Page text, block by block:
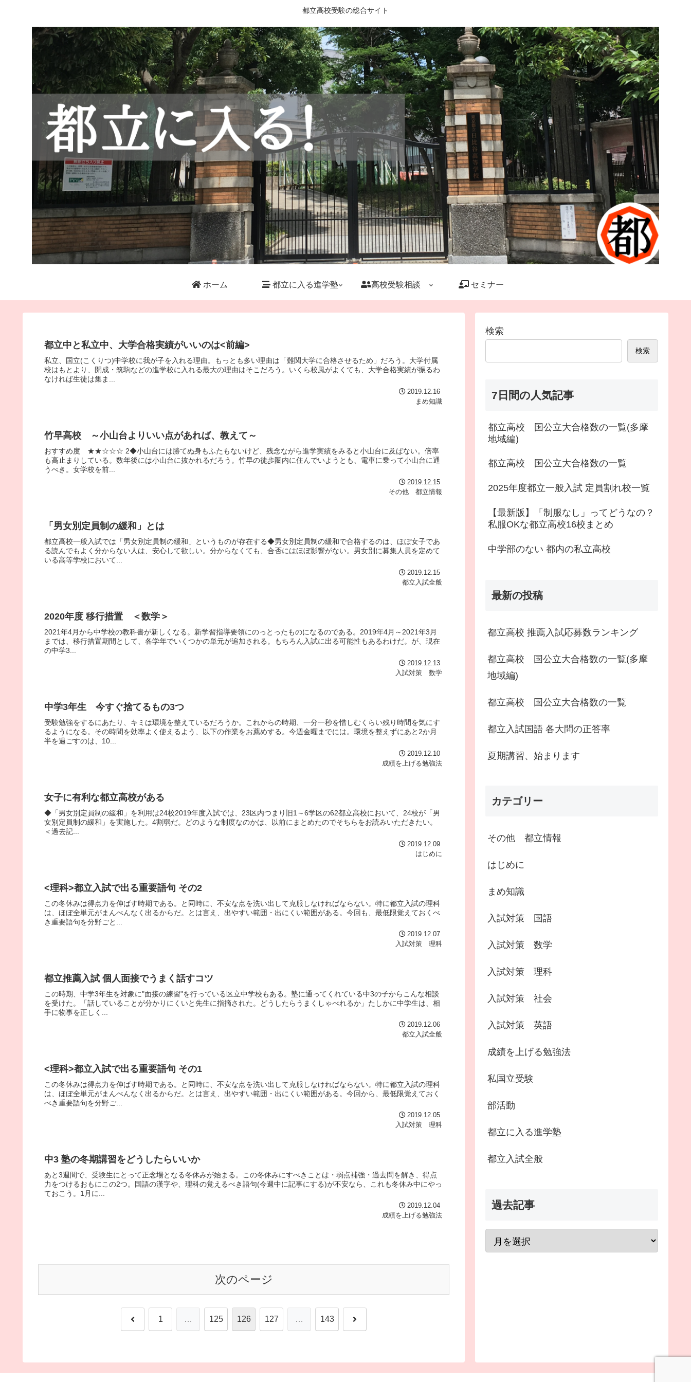
都立高校受験の総合サイト
ホーム 都立に入る進学塾 高校受験相談 セミナー
都立中と私立中、大学合格実績がいいのは<前編>
私立、国立(こくりつ)中学校に我が子を入れる理由。もっとも多い理由は「難関大学に合格させるため」だろう。大学付属
校はもとより、開成・筑駒などの進学校に入れる最大の理由はそこだろう。いくら校風がよくても、大学合格実績が振るわ
なければ生徒は集ま...
2019.12.16
まめ知識
竹早高校 ～小山台よりいい点があれば、教えて～
おすすめ度 ★★☆☆☆ 2◆小山台には勝てぬ身もふたもないけど、残念ながら進学実績をみると小山台に及ばない。倍率
も高止まりしている。数年後には小山台に抜かれるだろう。竹早の徒歩圏内に住んでいようとも、電車に乗って小山台に通
うべき。女学校を前...
2019.12.15
その他 都立情報
「男女別定員制の緩和」とは
都立高校一般入試では「男女別定員制の緩和」というものが存在する◆男女別定員制の緩和で合格するのは、ほぼ女子であ
る読んでもよく分からない人は、安心して欲しい。分からなくても、合否にはほぼ影響がない。男女別に募集人員を定めて
いる高等学校において...
2019.12.15
都立入試全般
2020年度 移行措置 ＜数学＞
2021年4月から中学校の教科書が新しくなる。新学習指導要領にのっとったものになるのである。2019年4月～2021年3月
までは、移行措置期間として、各学年でいくつかの単元が追加される。もちろん入試に出る可能性もあるわけだ。が、現在
の中学3...
2019.12.13
入試対策 数学
中学3年生 今すぐ捨てるもの3つ
受験勉強をするにあたり、キミは環境を整えているだろうか。これからの時期、一分一秒を惜しむくらい残り時間を気にす
るようになる。その時間を効率よく使えるよう、以下の作業をお薦めする。今週金曜までには。環境を整えずにあと2か月
半を過ごすのは、10...
2019.12.10
成績を上げる勉強法
女子に有利な都立高校がある
◆「男女別定員制の緩和」を利用は24校2019年度入試では、23区内つまり旧1～6学区の62都立高校において、24校が「男
女別定員制の緩和」を実施した。4割弱だ。どのような制度なのかは、以前にまとめたのでそちらをお読みいただきたい。
＜過去記...
2019.12.09
はじめに
<理科>都立入試で出る重要語句 その2
この冬休みは得点力を伸ばす時期である。と同時に、不安な点を洗い出して克服しなければならない。特に都立入試の理科
は、ほぼ全単元がまんべんなく出るからだ。とは言え、出やすい範囲・出にくい範囲がある。今回も、最低限覚えておくべ
き重要語句を分野ごと...
2019.12.07
入試対策 理科
都立推薦入試 個人面接でうまく話すコツ
この時期、中学3年生を対象に"面接の練習"を行っている区立中学校もある。塾に通ってくれている中3の子からこんな相談
を受けた。「話していることが分かりにくいと先生に指摘された。どうしたらうまくしゃべれるか」たしかに中学生は、相
手に物事を正しく...
2019.12.06
都立入試全般
<理科>都立入試で出る重要語句 その1
この冬休みは得点力を伸ばす時期である。と同時に、不安な点を洗い出して克服しなければならない。特に都立入試の理科
は、ほぼ全単元がまんべんなく出るからだ。とは言え、出やすい範囲・出にくい範囲がある。今回から、最低限覚えておく
べき重要語句を分野ご...
2019.12.05
入試対策 理科
中3 塾の冬期講習をどうしたらいいか
あと3週間で、受験生にとって正念場となる冬休みが始まる。この冬休みにすべきことは・弱点補強・過去問を解き、得点
力をつけるおもにこの2つ。国語の漢字や、理科の覚えるべき語句(今週中に記事にする)が不安なら、これも冬休み中にやっ
ておこう。1月に...
2019.12.04
成績を上げる勉強法
次のページ
前 1 … 125 126 127 … 143 次
検索
検索
7日間の人気記事
都立高校 国公立大合格数の一覧(多摩
地域編)
都立高校 国公立大合格数の一覧
2025年度都立一般入試 定員割れ校一覧
【最新版】「制服なし」ってどうなの？
私服OKな都立高校16校まとめ
中学部のない 都内の私立高校
最新の投稿
都立高校 推薦入試応募数ランキング
都立高校 国公立大合格数の一覧(多摩
地域編)
都立高校 国公立大合格数の一覧
都立入試国語 各大問の正答率
夏期講習、始まります
カテゴリー
その他 都立情報
はじめに
まめ知識
入試対策 国語
入試対策 数学
入試対策 理科
入試対策 社会
入試対策 英語
成績を上げる勉強法
私国立受験
部活動
都立に入る進学塾
都立入試全般
過去記事